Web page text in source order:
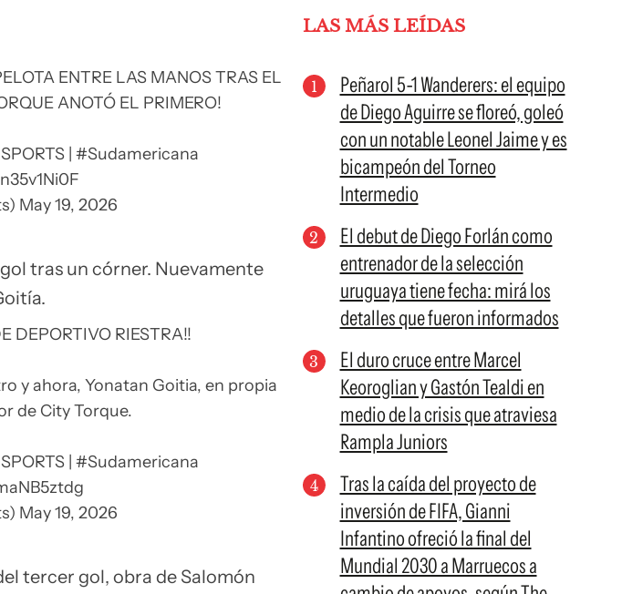
ENTRE LAS MANOS TRAS EL
ANOTÓ EL PRIMERO!
|#Sudamericana
May 19, 2026
tras un córner. Nuevamente
DEPORTIVO RIESTRA!!
y ahora, Yonatan Goitia, en propia
de City Torque.
|#Sudamericana
May 19, 2026
tercer gol, obra de Salomón
LAS MÁS LEÍDAS
Peñarol 5-1 Wanderers: el equipo
de Diego Aguirre se floreó, goleó
con un notable Leonel Jaime y es
bicampeón del Torneo
Intermedio
El debut de Diego Forlán como
entrenador de la selección
uruguaya tiene fecha: mirá los
detalles que fueron informados
El duro cruce entre Marcel
Keoroglian y Gastón Tealdi en
medio de la crisis que atraviesa
Rampla Juniors
Tras la caída del proyecto de
inversión de FIFA, Gianni
Infantino ofreció la final del
Mundial 2030 a Marruecos a